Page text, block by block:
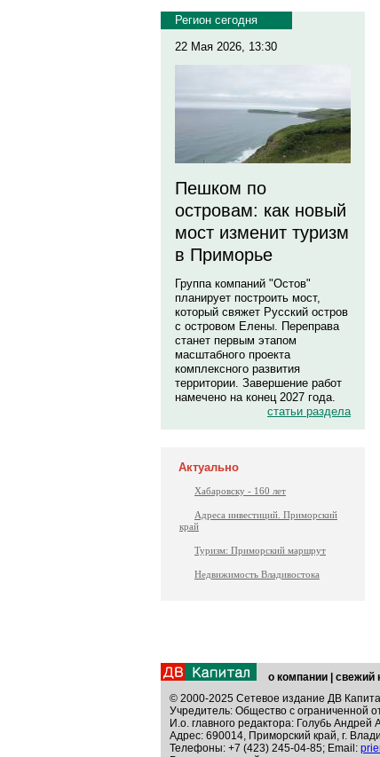
Регион сегодня
22 Мая 2026, 13:30
Пешком по
островам: как новый
мост изменит туризм
в Приморье
Группа компаний "Остов"
планирует построить мост,
который свяжет Русский остров
с островом Елены. Переправа
станет первым этапом
масштабного проекта
комплексного развития
территории. Завершение работ
намечено на конец 2027 года.
статьи раздела
Актуально
Хабаровску - 160 лет
Адреса инвестиций. Приморский
край
Туризм: Приморский маршрут
Недвижимость Владивостока
о компании свежий
© 2000-2025 Сетевое издание ДВ
Учредитель: Общество с ограниченной
И.о. главного редактора: Голубь Андрей
Адрес: 690014, Приморский край, г.
Телефоны: +7 (423) 245-04-85; Email: